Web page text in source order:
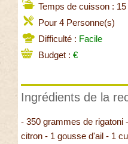
Temps de cuisson :
Pour 4 Personne(s)
Difficulté : Facile
Budget : €
Ingrédients de la
- 350 grammes de rigatoni
citron - 1 gousse d'ail - 1